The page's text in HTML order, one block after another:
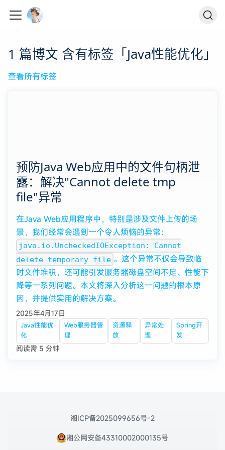
1 篇博文 含有标签「Java性能优化」
查看所有标签
预防Java Web应用中的文件句柄泄
露：解决"Cannot delete tmp
file"异常
在Java Web应用程序中，特别是涉及文件上传的场
景，我们经常会遇到一个令人烦恼的异常：
java.io.UncheckedIOException: Cannot
delete temporary file 。这个异常不仅会导致临
时文件堆积，还可能引发服务器磁盘空间不足、性能下
降等一系列问题。本文将深入分析这一问题的根本原
因，并提供实用的解决方案。
2025年4月17日
Java性能优
化
Web服务器管
理
资源释
放
异常处
理
Spring开
发
阅读需 5 分钟
湘ICP备2025099656号-2
湘公网安备43310002000135号